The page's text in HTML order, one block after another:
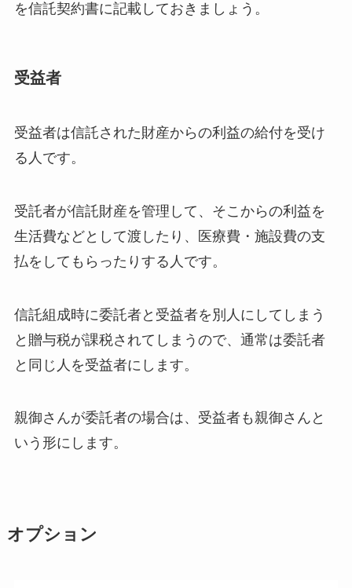
を信託契約書に記載しておきましょう。
受益者
受益者は信託された財産からの利益の給付を受け
る人です。
受託者が信託財産を管理して、そこからの利益を
生活費などとして渡したり、医療費・施設費の支
払をしてもらったりする人です。
信託組成時に委託者と受益者を別人にしてしまう
と贈与税が課税されてしまうので、通常は委託者
と同じ人を受益者にします。
親御さんが委託者の場合は、受益者も親御さんと
いう形にします。
オプション